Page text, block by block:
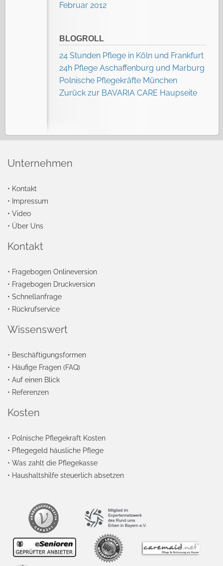
Februar 2012
BLOGROLL
24 Stunden Pflege in Köln und Frankfurt
24h Pflege Aschaffenburg und Marburg
Polnische Pflegekräfte München
Zurück zur BAVARIA CARE Haupseite
Unternehmen
• Kontakt
• Impressum
• Video
• Über Uns
Kontakt
• Fragebogen Onlineversion
• Fragebogen Druckversion
• Schnellanfrage
• Rückrufservice
Wissenswert
• Beschäftigungsformen
• Häufige Fragen (FAQ)
• Auf einen Blick
• Referenzen
Kosten
• Polnische Pflegekraft Kosten
• Pflegegeld häusliche Pflege
• Was zahlt die Pflegekasse
• Haushaltshilfe steuerlich absetzen